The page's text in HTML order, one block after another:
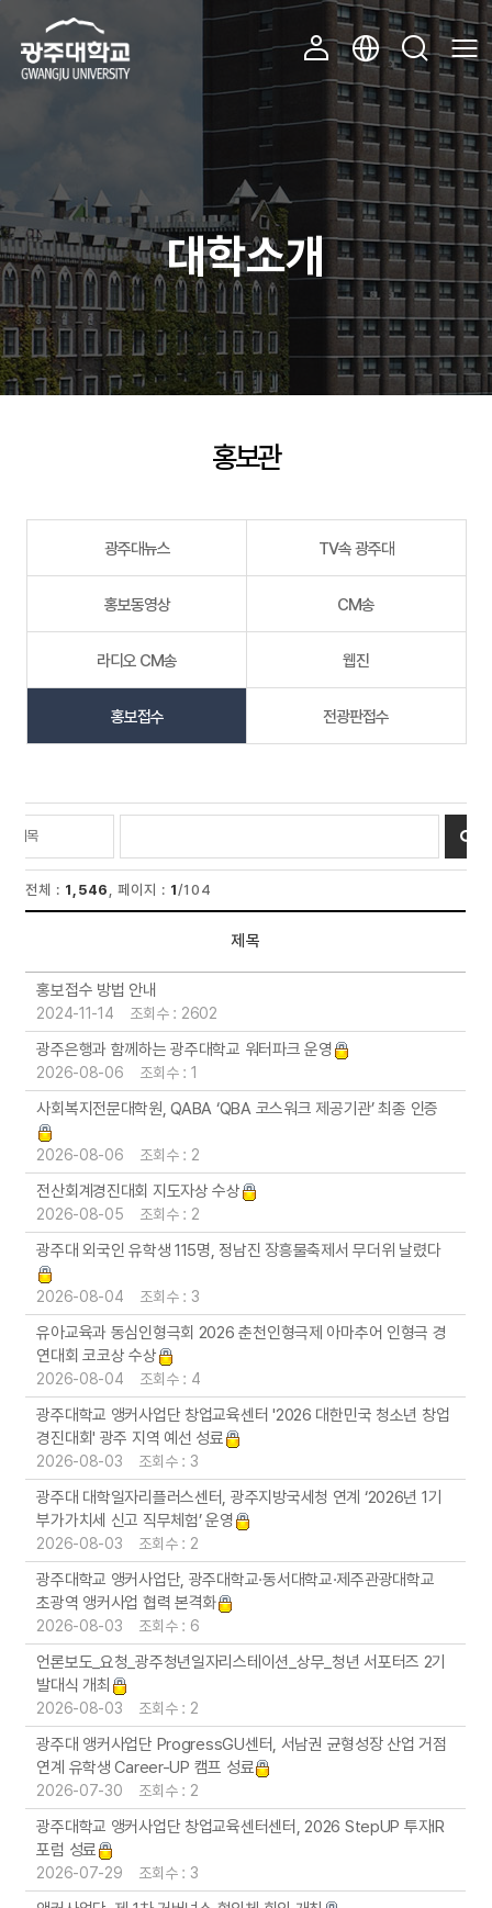
대학소개
홍보관
광주대뉴스 TV속 광주대
홍보동영상 CM송
라디오 CM송 웹진
홍보접수 전광판접수
전체 : 1,546 , 페이지 : 1/104
제목
홍보접수 방법 안내
2024-11-14 조회수 : 2602
광주은행과 함께하는 광주대학교 워터파크 운영
2026-08-06 조회수 : 1
사회복지전문대학원, QABA ‘QBA 코스워크 제공기관’ 최종 인증
2026-08-06 조회수 : 2
전산회계경진대회 지도자상 수상
2026-08-05 조회수 : 2
광주대 외국인 유학생 115명, 정남진 장흥물축제서 무더위 날렸다
2026-08-04 조회수 : 3
유아교육과 동심인형극회 2026 춘천인형극제 아마추어 인형극 경
연대회 코코상 수상
2026-08-04 조회수 : 4
광주대학교 앵커사업단 창업교육센터 '2026 대한민국 청소년 창업
경진대회' 광주 지역 예선 성료
2026-08-03 조회수 : 3
광주대 대학일자리플러스센터, 광주지방국세청 연계 ‘2026년 1기
부가가치세 신고 직무체험’ 운영
2026-08-03 조회수 : 2
광주대학교 앵커사업단, 광주대학교·동서대학교·제주관광대학교
초광역 앵커사업 협력 본격화
2026-08-03 조회수 : 6
언론보도_요청_광주청년일자리스테이션_상무_청년 서포터즈 2기
발대식 개최
2026-08-03 조회수 : 2
광주대 앵커사업단 ProgressGU센터, 서남권 균형성장 산업 거점
연계 유학생 Career-UP 캠프 성료
2026-07-30 조회수 : 2
광주대학교 앵커사업단 창업교육센터센터, 2026 StepUP 투자IR
포럼 성료
2026-07-29 조회수 : 3